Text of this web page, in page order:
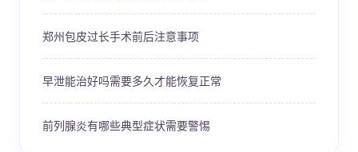
郑州包皮过长手术前后注意事项
早泄能治好吗需要多久才能恢复正常
前列腺炎有哪些典型症状需要警惕